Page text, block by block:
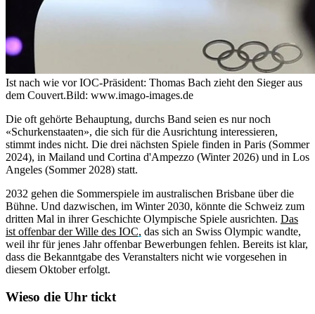
Ist nach wie vor IOC-Präsident: Thomas Bach zieht den Sieger aus
dem Couvert.Bild: www.imago-images.de
Die oft gehörte Behauptung, durchs Band seien es nur noch
«Schurkenstaaten», die sich für die Ausrichtung interessieren,
stimmt indes nicht. Die drei nächsten Spiele finden in Paris (Sommer
2024), in Mailand und Cortina d'Ampezzo (Winter 2026) und in Los
Angeles (Sommer 2028) statt.
2032 gehen die Sommerspiele im australischen Brisbane über die
Bühne. Und dazwischen, im Winter 2030, könnte die Schweiz zum
dritten Mal in ihrer Geschichte Olympische Spiele ausrichten. Das
ist offenbar der Wille des IOC, das sich an Swiss Olympic wandte,
weil ihr für jenes Jahr offenbar Bewerbungen fehlen. Bereits ist klar,
dass die Bekanntgabe des Veranstalters nicht wie vorgesehen in
diesem Oktober erfolgt.
Wieso die Uhr tickt